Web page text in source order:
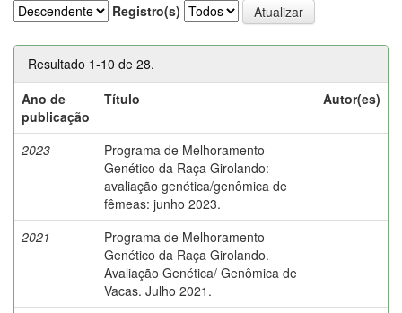
Registro(s)
Resultado 1-10 de 28.
Ano de
publicação
Título Autor(es)
2023
Programa de Melhoramento
Genético da Raça Girolando:
avaliação genética/genômica de
fêmeas: junho 2023.
-
2021
Programa de Melhoramento
Genético da Raça Girolando.
Avaliação Genética/ Genômica de
Vacas. Julho 2021.
-